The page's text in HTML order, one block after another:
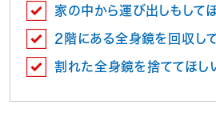
家の中から運び出しもして
2階にある全身鏡を回収し
割れた全身鏡を捨ててほし